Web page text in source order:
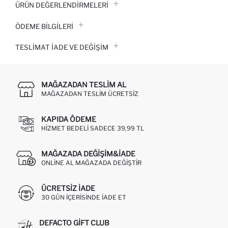
ÜRÜN DEĞERLENDİRMELERİ
ÖDEME BİLGİLERİ
TESLIMAT İADE VE DEĞIŞIM
MAĞAZADAN TESLIM AL
MAĞAZADAN TESLIM ÜCRETSIZ
KAPIDA ÖDEME
HIZMET BEDELI SADECE 39,99 TL
MAĞAZADA DEĞIŞIM&İADE
ONLINE AL MAĞAZADA DEĞIŞTIR
ÜCRETSIZ IADE
30 GÜN IÇERISINDE IADE ET
DEFACTO GIFT CLUB